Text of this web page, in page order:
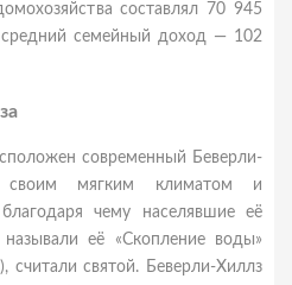
составлял 70 945
семейный доход — 102
современный Беверли-
своим мягким климатом и
чему населявшие её
её «Скопление воды»
считали святой. Беверли-Хиллз